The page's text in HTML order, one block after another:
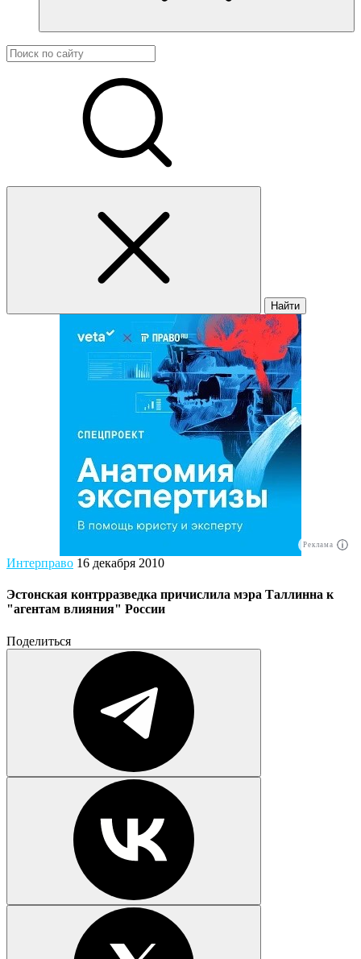
Найти
Реклама
Интерправо 16 декабря 2010
Эстонская контрразведка причислила мэра Таллинна к
"агентам влияния" России
Поделиться